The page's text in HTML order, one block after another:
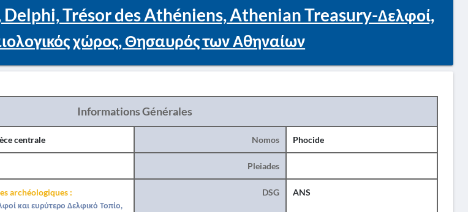
Trésor des Athéniens, Athenian Treasury-Δελφοί,
χώρος, Θησαυρός των Αθηναίων
Informations Générales
centrale Nomos Phocide
Pleiades
archéologiques :
και ευρύτερο Δελφικό Τοπίο,
DSG ANS